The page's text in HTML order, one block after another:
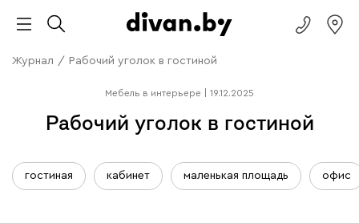
Журнал / Рабочий уголок в гостиной
Мебель в интерьере 19.12.2025
Рабочий уголок в гостиной
гостиная кабинет маленькая площадь офис